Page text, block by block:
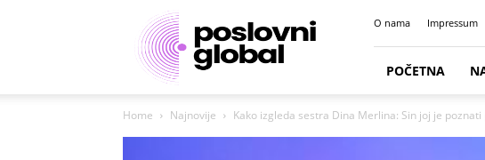
Poslovni
portal
O nama Impressum
POČETNA
Home Najnovije Kako izgleda sestra Dina Merlina: Sin joj je